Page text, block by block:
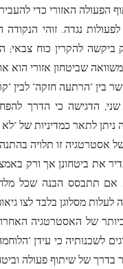
הפעולה האזורי כדי
נגדה. זוהי
להקרין כוח צבאי;
שביטחון אזורי הוא
בין "הרתעה חזקה" לבין
שני, הדגישה כי הדרך
ניתן לתאר כמדיניות של "לא
אסטרטגיה זו תלויה
את ביטחונן אך ורק
תתבסס הבנה שכל
לעלות מסלוגן בלבד לצו
של האסטרטגיה
לשכנותיה כי עידן
בדרך של שיתוף פעולה